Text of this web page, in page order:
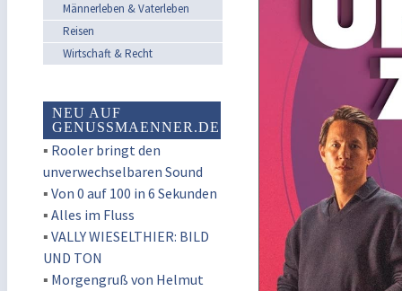
Männerleben & Vaterleben
Reisen
Wirtschaft & Recht
NEU AUF
GENUSSMAENNER.DE
▪ Rooler bringt den
unverwechselbaren Sound
▪ Von 0 auf 100 in 6 Sekunden
▪ Alles im Fluss
▪ VALLY WIESELTHIER: BILD
UND TON
▪ Morgengruß von Helmut